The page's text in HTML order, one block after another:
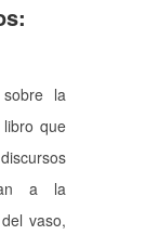
la
que
a la
vaso,